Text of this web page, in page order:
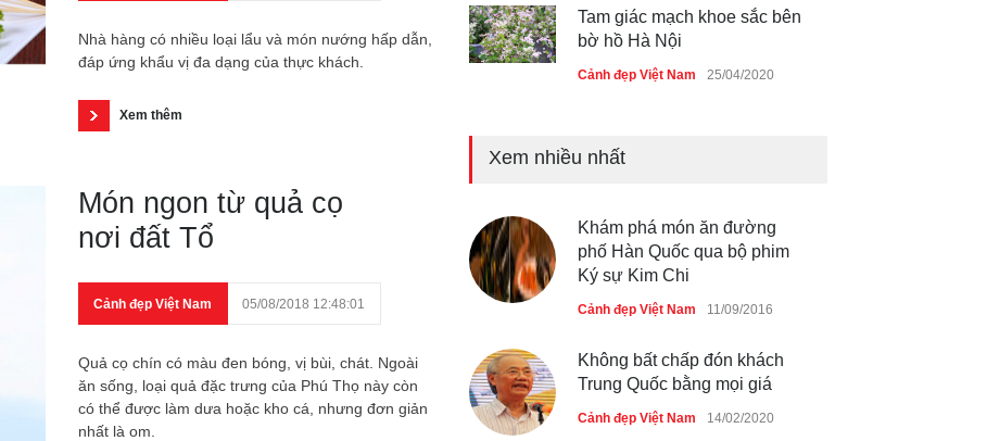
Nhà hàng có nhiều loại lẩu và món nướng hấp dẫn,
đáp ứng khẩu vị đa dạng của thực khách.
Xem thêm
Món ngon từ quả cọ
nơi đất Tổ
Cảnh đẹp Việt Nam 05/08/2018 12:48:01
Quả cọ chín có màu đen bóng, vị bùi, chát. Ngoài
ăn sống, loại quả đặc trưng của Phú Thọ này còn
có thể được làm dưa hoặc kho cá, nhưng đơn giản
nhất là om.
Tam giác mạch khoe sắc bên
bờ hồ Hà Nội
Cảnh đẹp Việt Nam 25/04/2020
du lịch quốc gia
Chợ đêm Phú Quốc có nhà
vệ sinh miễn phí
tiên qua cửa khẩu Móng Cái
Xem nhiều nhất
Khám phá món ăn đường
phố Hàn Quốc qua bộ phim
Ký sự Kim Chi
Cảnh đẹp Việt Nam 11/09/2016
Không bất chấp đón khách
Trung Quốc bằng mọi giá
Cảnh đẹp Việt Nam 14/02/2020